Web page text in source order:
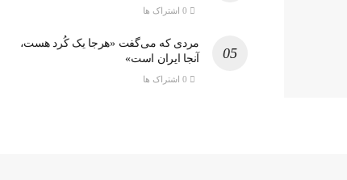
مردی که می‌گفت «هرجا یک کُرد هست،
آنجا ایران است»